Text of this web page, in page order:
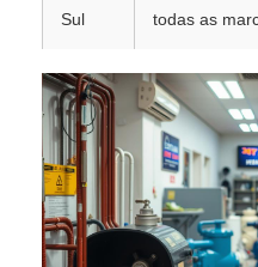
Sul
todas as